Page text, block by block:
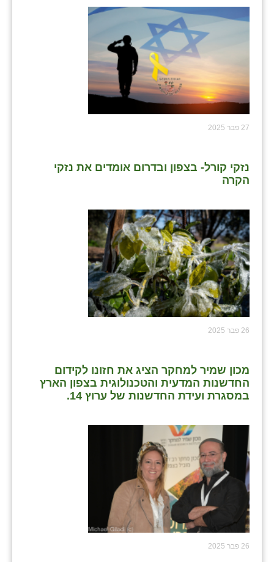
27 פבר 2025
נזקי קורל- בצפון ובדרום אומדים את נזקי
הקרה
26 פבר 2025
מכון שמיר למחקר הציג את חזונו לקידום
החדשנות המדעית והטכנולוגית בצפון הארץ
במסגרת ועידת החדשנות של ערוץ 14.
26 פבר 2025